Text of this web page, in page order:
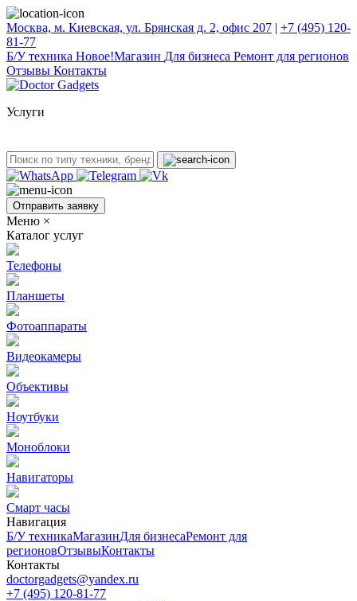
Москва, м. Киевская, ул. Брянская д. 2, офис 207 | +7 (495) 120-
81-77
Б/У техникa Новое!Магазин Для бизнеса Ремонт для регионов
Отзывы Контакты
Услуги
Отправить заявку
Меню ×
Каталог услуг
Телефоны
Планшеты
Фотоаппараты
Видеокамеры
Объективы
Ноутбуки
Моноблоки
Навигаторы
Смарт часы
Навигация
Б/У техникaМагазинДля бизнесаРемонт для
регионовОтзывыКонтакты
Контакты
doctorgadgets@yandex.ru
+7 (495) 120-81-77